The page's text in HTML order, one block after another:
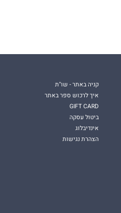
קניה באתר - שו"ת
איך לרכוש ספר באתר
GIFT CARD
ביטול עסקה
אינדיבלוג
הצהרת נגישות